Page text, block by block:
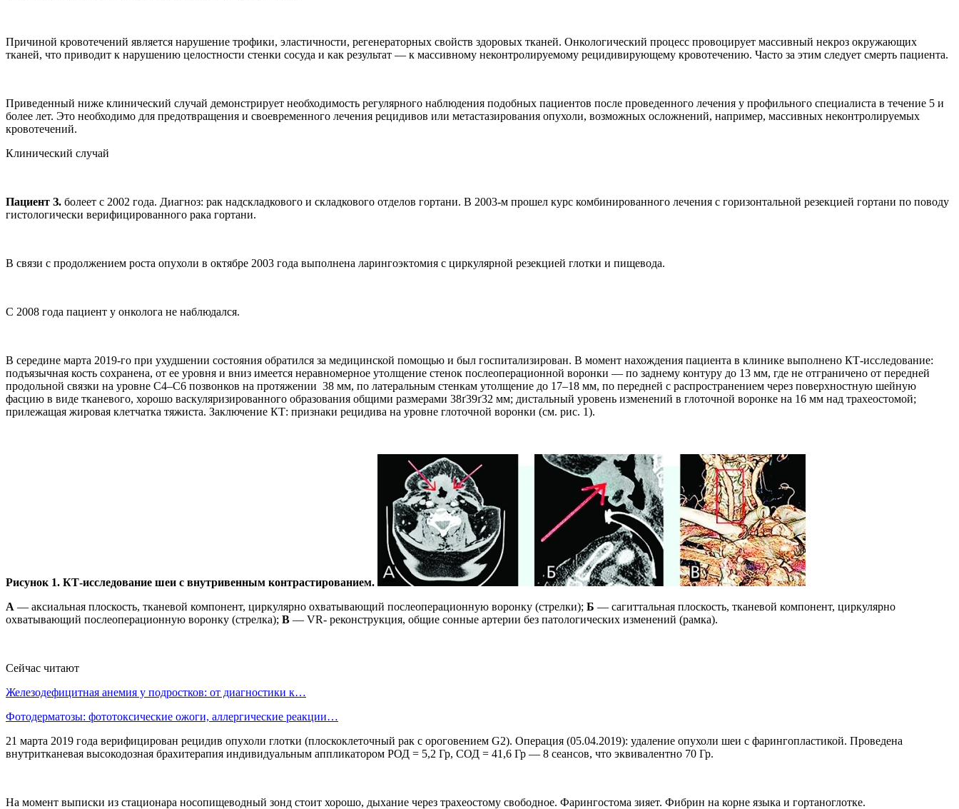
Причиной кровотечений является нарушение трофики, эластичности, регенераторных свойств здоровых тканей. Онкологический процесс провоцирует массивный некроз окружающих
тканей, что приводит к нарушению целостности стенки сосуда и как результат — к массивному неконтролируемому рецидивирующему кровотечению. Часто за этим следует смерть пациента.
Приведенный ниже клинический случай демонстрирует необходимость регулярного наблюдения подобных пациентов после проведенного лечения у профильного специалиста в течение 5 и
более лет. Это необходимо для предотвращения и своевременного лечения рецидивов или метастазирования опухоли, возможных осложнений, например, массивных неконтролируемых
кровотечений.
Клинический случай
Пациент З. болеет с 2002 года. Диагноз: рак надскладкового и складкового отделов гортани. В 2003-м прошел курс комбинированного лечения с горизонтальной резекцией гортани по поводу
гистологически верифицированного рака гортани.
В связи с продолжением роста опухоли в октябре 2003 года выполнена ларингоэктомия с циркулярной резекцией глотки и пищевода.
С 2008 года пациент у онколога не наблюдался.
В середине марта 2019-го при ухудшении состояния обратился за медицинской помощью и был госпитализирован. В момент нахождения пациента в клинике выполнено КТ-исследование:
подъязычная кость сохранена, от ее уровня и вниз имеется неравномерное утолщение стенок послеоперационной воронки — по заднему контуру до 13 мм, где не отграничено от передней
продольной связки на уровне С4–С6 позвонков на протяжении 38 мм, по латеральным стенкам утолщение до 17–18 мм, по передней с распространением через поверхностную шейную
фасцию в виде тканевого, хорошо васкуляризированного образования общими размерами 38ґ39ґ32 мм; дистальный уровень изменений в глоточной воронке на 16 мм над трахеостомой;
прилежащая жировая клетчатка тяжиста. Заключение КТ: признаки рецидива на уровне глоточной воронки (см. рис. 1).
Рисунок 1. КТ-исследование шеи с внутривенным контрастированием.
А — аксиальная плоскость, тканевой компонент, циркулярно охватывающий послеоперационную воронку (стрелки); Б — сагиттальная плоскость, тканевой компонент, циркулярно
охватывающий послеоперационную воронку (стрелка); В — VR- реконструкция, общие сонные артерии без патологических изменений (рамка).
Сейчас читают
Железодефицитная анемия у подростков: от диагностики к…
Фотодерматозы: фототоксические ожоги, аллергические реакции…
21 марта 2019 года верифицирован рецидив опухоли глотки (плоскоклеточный рак с ороговением G2). Операция (05.04.2019): удаление опухоли шеи с фарингопластикой. Проведена
внутритканевая высокодозная брахитерапия индивидуальным аппликатором РОД = 5,2 Гр, СОД = 41,6 Гр — 8 сеансов, что эквивалентно 70 Гр.
На момент выписки из стационара носопищеводный зонд стоит хорошо, дыхание через трахеостому свободное. Фарингостома зияет. Фибрин на корне языка и гортаноглотке.